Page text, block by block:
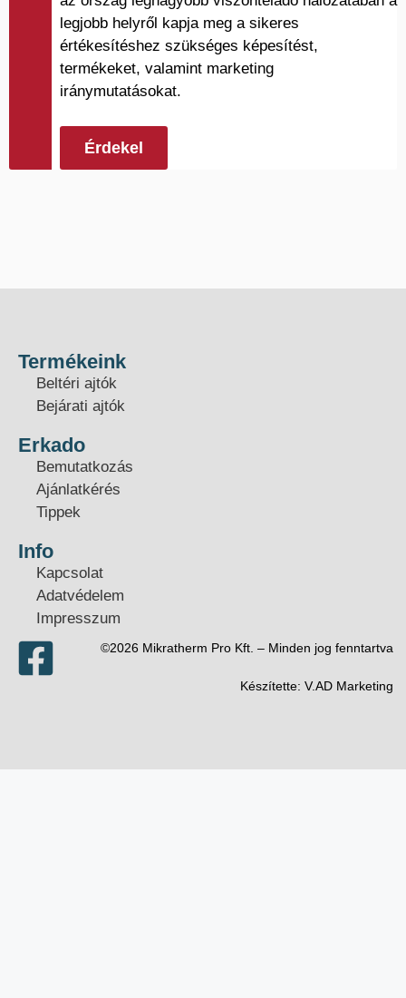
legjobb helyről kapja meg a sikeres
értékesítéshez szükséges képesítést,
termékeket, valamint marketing
iránymutatásokat.
Érdekel
Termékeink
Beltéri ajtók
Bejárati ajtók
Erkado
Bemutatkozás
Ajánlatkérés
Tippek
Info
Kapcsolat
Adatvédelem
Impresszum
©2026 Mikratherm Pro Kft. – Minden jog fenntartva​
Készítette: V.AD Marketing